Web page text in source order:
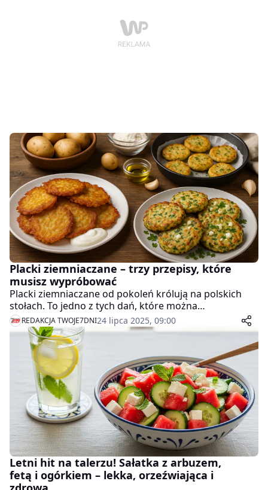
Placki ziemniaczane – trzy przepisy, które
musisz wypróbować
Placki ziemniaczane od pokoleń królują na polskich
stołach. To jedno z tych dań, które można
przygotować szybko i bez skomplikowanych
składników. Klasyczna wersja jest chrupiąca, sycąca i
aromatyczna, ale coraz więcej osób poszukuje
zdrowszych alternatyw lub ciekawych wariacji na
temat tej potrawy.
REDAKCJA TWOJE7DNI24 lipca 2025, 09:00
Letni hit na talerzu! Sałatka z arbuzem,
fetą i ogórkiem – lekka, orzeźwiająca i